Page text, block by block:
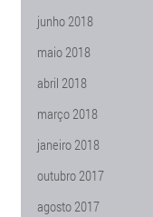
junho 2018
maio 2018
abril 2018
março 2018
janeiro 2018
outubro 2017
agosto 2017